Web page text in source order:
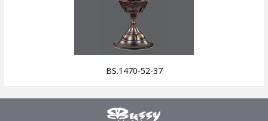
BS.1470-52-37